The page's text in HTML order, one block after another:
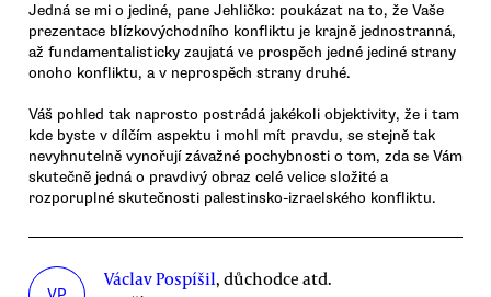
Jedná se mi o jediné, pane Jehličko: poukázat na to, že Vaše
prezentace blízkovýchodního konfliktu je krajně jednostranná,
až fundamentalisticky zaujatá ve prospěch jedné jediné strany
onoho konfliktu, a v neprospěch strany druhé.
Váš pohled tak naprosto postrádá jakékoli objektivity, že i tam
kde byste v dílčím aspektu i mohl mít pravdu, se stejně tak
nevyhnutelně vynořují závažné pochybnosti o tom, zda se Vám
skutečně jedná o pravdivý obraz celé velice složité a
rozporuplné skutečnosti palestinsko-izraelského konfliktu.
Václav Pospíšil, důchodce atd.